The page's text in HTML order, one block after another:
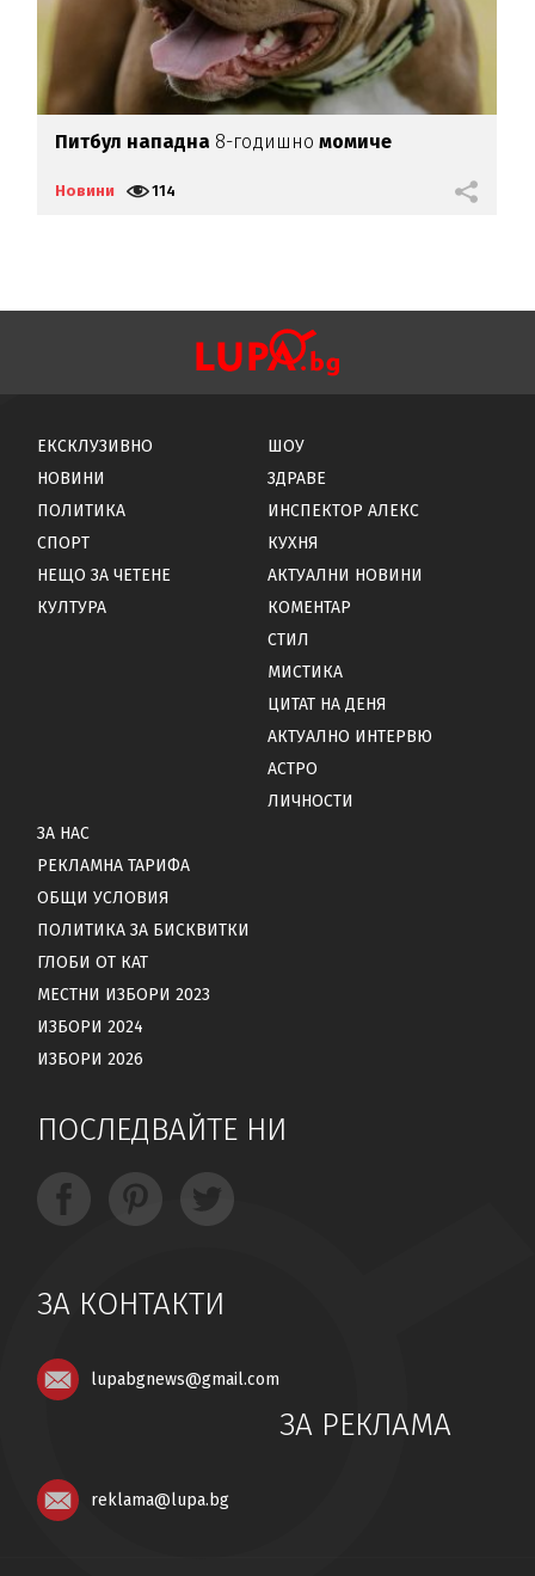
Питбул нападна 8-годишномомиче
Новини 114
ЕКСКЛУЗИВНО
НОВИНИ
ПОЛИТИКА
СПОРТ
НЕЩО ЗА ЧЕТЕНЕ
КУЛТУРА
ШОУ
ЗДРАВЕ
ИНСПЕКТОР АЛЕКС
КУХНЯ
АКТУАЛНИ НОВИНИ
КОМЕНТАР
СТИЛ
МИСТИКА
ЦИТАТ НА ДЕНЯ
АКТУАЛНО ИНТЕРВЮ
АСТРО
ЛИЧНОСТИ
ЗА НАС
РЕКЛАМНА ТАРИФА
ОБЩИ УСЛОВИЯ
ПОЛИТИКА ЗА БИСКВИТКИ
ГЛОБИ ОТ КАТ
МЕСТНИ ИЗБОРИ 2023
ИЗБОРИ 2024
ИЗБОРИ 2026
ПОСЛЕДВАЙТЕ НИ
ЗА КОНТАКТИ
lupabgnews@gmail.com
ЗА РЕКЛАМА
reklama@lupa.bg